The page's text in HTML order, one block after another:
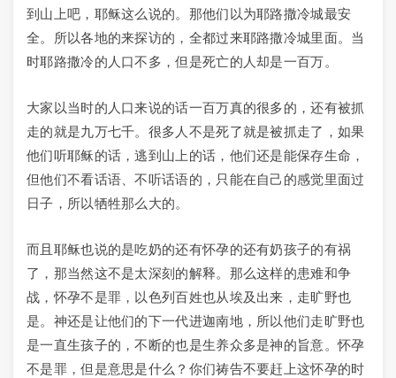
到山上吧，耶稣这么说的。那他们以为耶路撒冷城最安
全。所以各地的来探访的，全都过来耶路撒冷城里面。当
时耶路撒冷的人口不多，但是死亡的人却是一百万。
大家以当时的人口来说的话一百万真的很多的，还有被抓
走的就是九万七千。很多人不是死了就是被抓走了，如果
他们听耶稣的话，逃到山上的话，他们还是能保存生命，
但他们不看话语、不听话语的，只能在自己的感觉里面过
日子，所以牺牲那么大的。
而且耶稣也说的是吃奶的还有怀孕的还有奶孩子的有祸
了，那当然这不是太深刻的解释。那么这样的患难和争
战，怀孕不是罪，以色列百姓也从埃及出来，走旷野也
是。神还是让他们的下一代进迦南地，所以他们走旷野也
是一直生孩子的，不断的也是生养众多是神的旨意。怀孕
不是罪，但是意思是什么？你们祷告不要赶上这怀孕的时